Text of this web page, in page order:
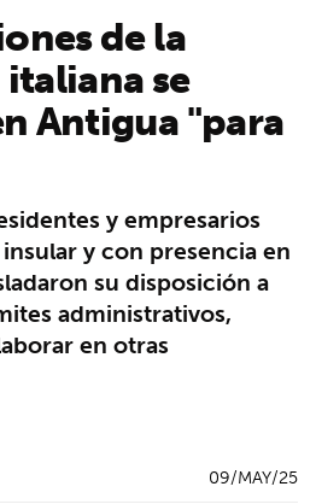
de la
se
Antigua "para
y empresarios
y con presencia en
su disposición a
administrativos,
en otras
09/MAY/25